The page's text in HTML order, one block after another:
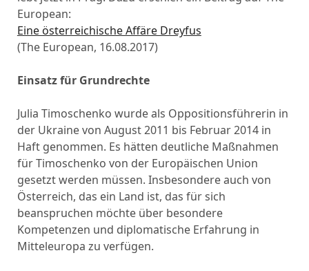
European:
Eine österreichische Affäre Dreyfus
(The European, 16.08.2017)
Einsatz für Grundrechte
Julia Timoschenko wurde als Oppositionsführerin in
der Ukraine von August 2011 bis Februar 2014 in
Haft genommen. Es hätten deutliche Maßnahmen
für Timoschenko von der Europäischen Union
gesetzt werden müssen. Insbesondere auch von
Österreich, das ein Land ist, das für sich
beanspruchen möchte über besondere
Kompetenzen und diplomatische Erfahrung in
Mitteleuropa zu verfügen.